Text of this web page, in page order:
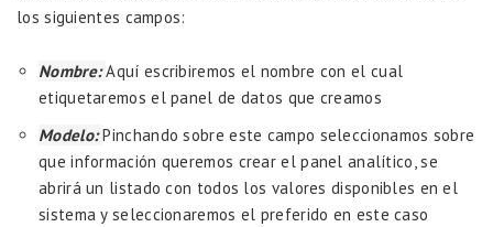
los siguientes campos:
Nombre:Aquí escribiremos el nombre con el cual
etiquetaremos el panel de datos que creamos
Modelo:Pinchando sobre este campo seleccionamos sobre
que información queremos crear el panel analítico, se
abrirá un listado con todos los valores disponibles en el
sistema y seleccionaremos el preferido en este caso